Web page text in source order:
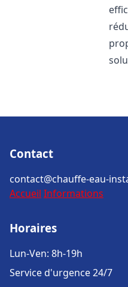
Contact
contact@chauffe-eau-
Accueil Informations
Horaires
Lun-Ven: 8h-19h
Service d'urgence 24/7